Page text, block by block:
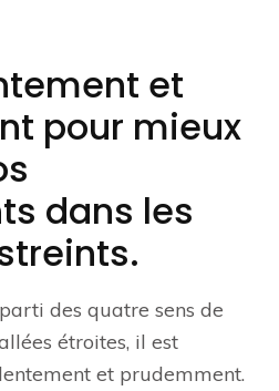
et
pour mieux
dans les
des quatre sens de
étroites, il est
et prudemment.